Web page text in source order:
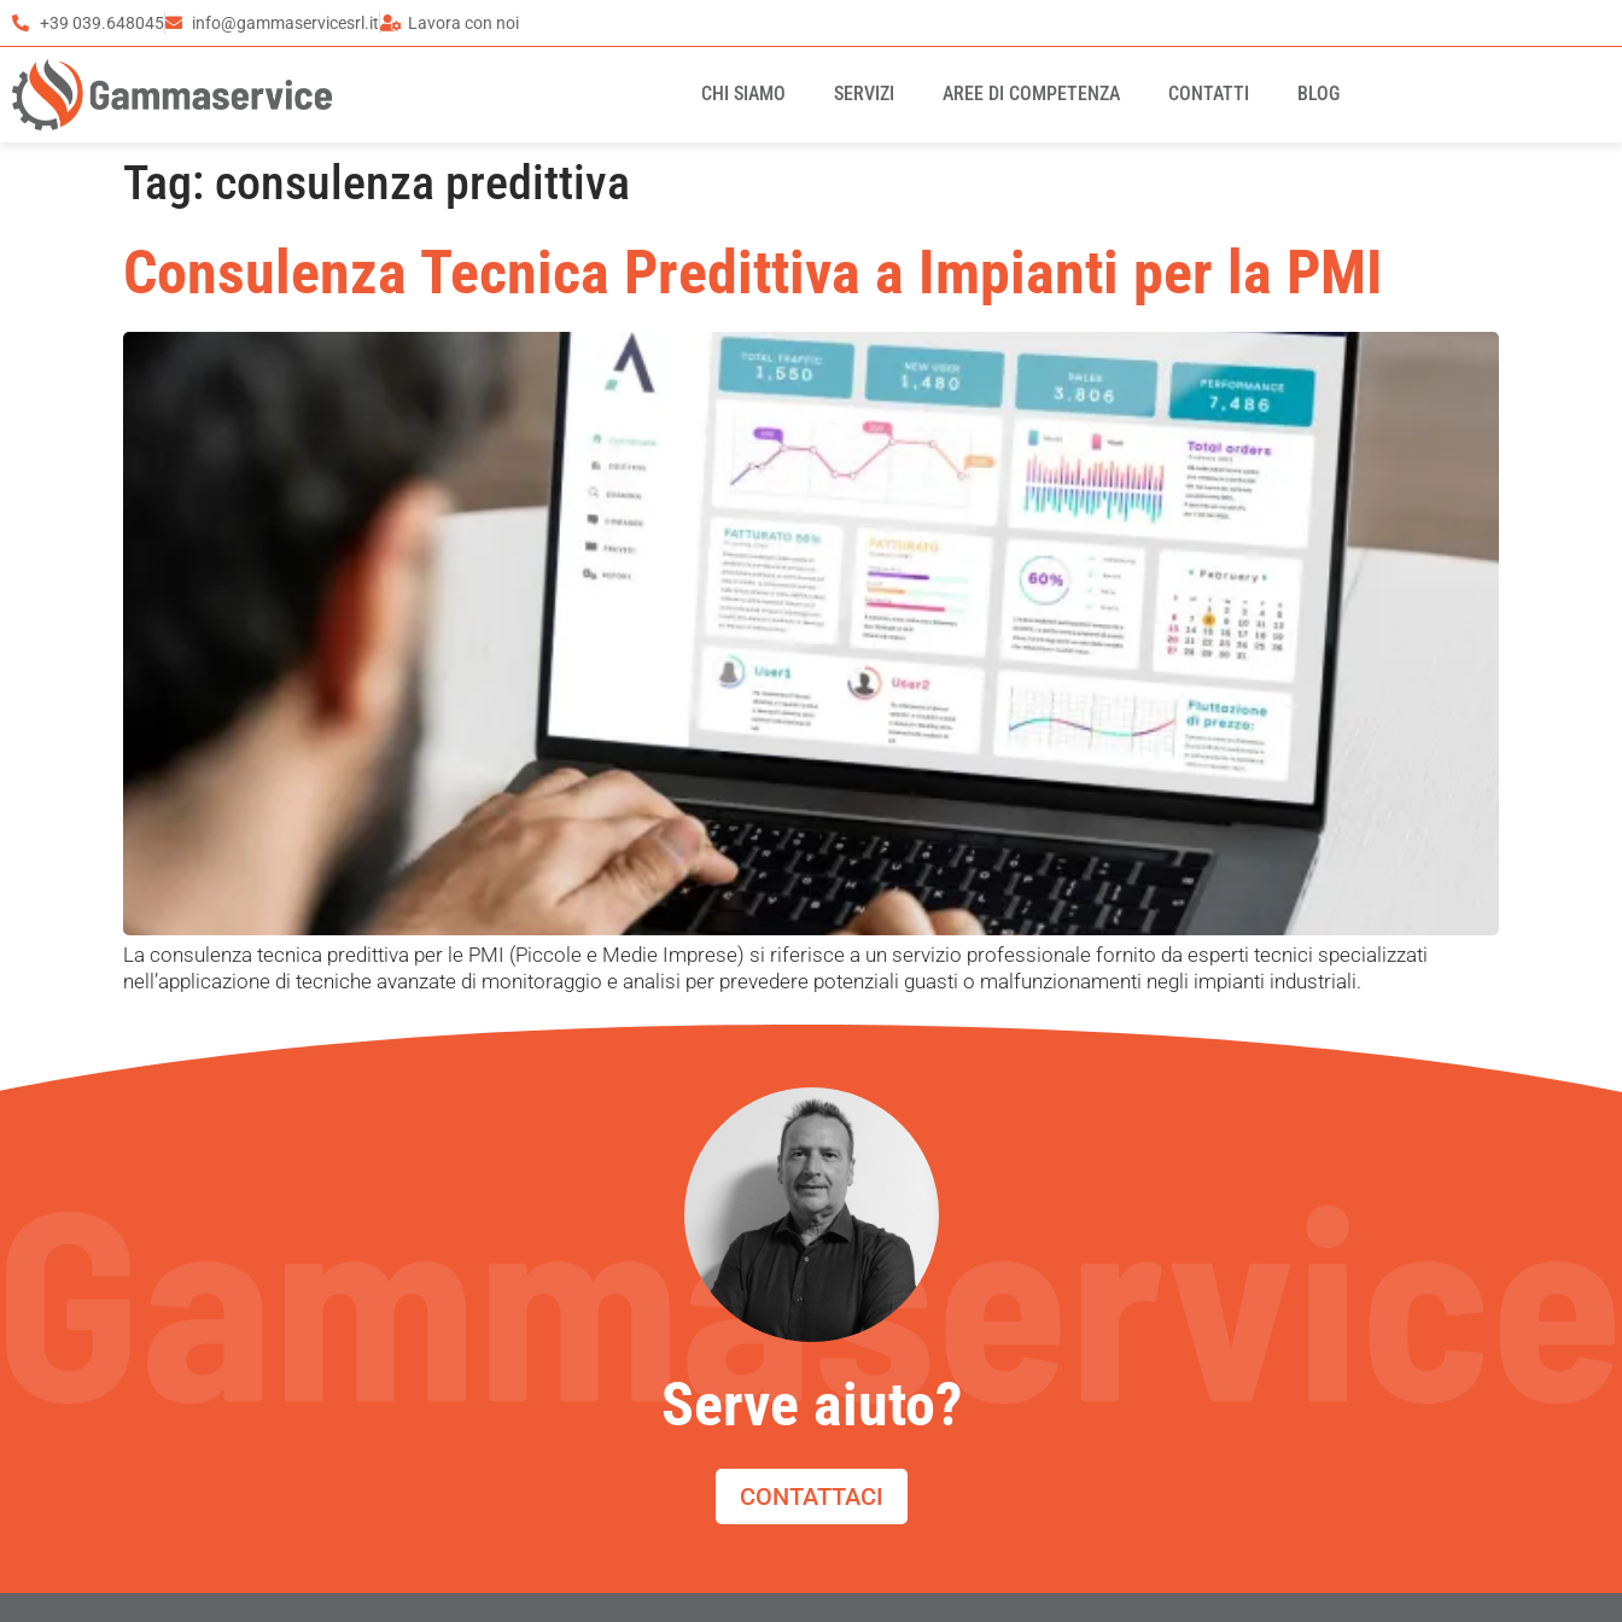
+39 039.648045 info@gammaservicesrl.it Lavora con noi
CHI SIAMO SERVIZI AREE DI COMPETENZA CONTATTI BLOG
Tag: consulenza predittiva
Consulenza Tecnica Predittiva a Impianti per la PMI
La consulenza tecnica predittiva per le PMI (Piccole e Medie Imprese) si riferisce a un servizio professionale fornito da esperti tecnici specializzati
nell’applicazione di tecniche avanzate di monitoraggio e analisi per prevedere potenziali guasti o malfunzionamenti negli impianti industriali.
Serve aiuto?
CONTATTACI